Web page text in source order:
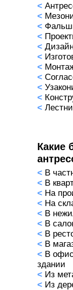
<
<
<
<
<
<
<
<
<
<
<
Какие
< В
< В
< На
< На
< В
< В
< В
< В
< В
здании
< Из
< Из